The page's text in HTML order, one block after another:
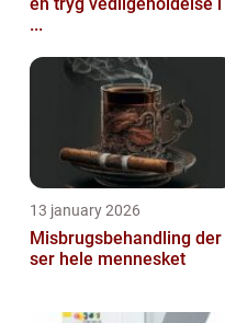
...
13 january 2026
Misbrugsbehandling der
ser hele mennesket